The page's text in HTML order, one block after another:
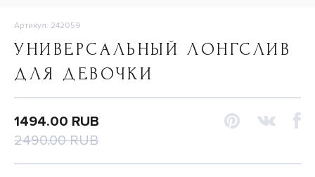
Артикул: 242059
УНИВЕРСАЛЬНЫЙ ЛОНГСЛИВ
ДЛЯ ДЕВОЧКИ
1494.00 RUB
2490.00 RUB